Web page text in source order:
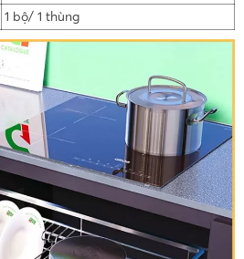
1 bộ/ 1 thùng